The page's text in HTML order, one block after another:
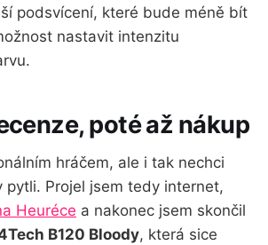
podsvícení, které bude méně bít
nastavit intenzitu
poté až nákup
hráčem, ale i tak nechci
pytli. Projel jsem tedy internet,
Heuréce a nakonec jsem skončil
B120 Bloody, která sice